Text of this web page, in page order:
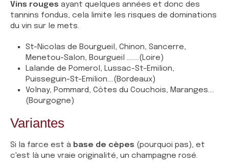
Vins rouges ayant quelques années et donc des
tannins fondus, cela limite les risques de dominations
du vin sur le mets.
St-Nicolas de Bourgueil, Chinon, Sancerre,
Menetou-Salon, Bourgueil ........(Loire)
Lalande de Pomerol, Lussac-St-Emilion,
Puisseguin-St-Emilion....(Bordeaux)
Volnay, Pommard, Côtes du Couchois, Maranges....
(Bourgogne)
Variantes
Si la farce est à base de cèpes (pourquoi pas), et
c'est là une vraie originalité, un champagne rosé.